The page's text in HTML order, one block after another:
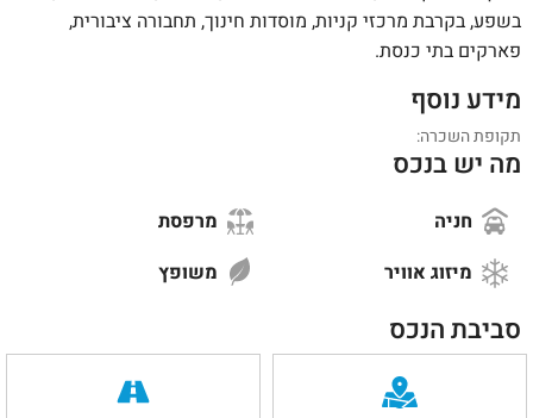
בשפע, בקרבת מרכזי קניות, מוסדות חינוך, תחבורה ציבורית,
פארקים בתי כנסת.
מידע נוסף
תקופת השכרה:
מה יש בנכס
חניה
מרפסת
מיזוג אוויר
משופץ
סביבת הנכס